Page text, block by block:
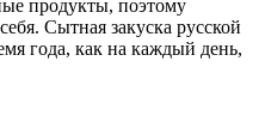
продукты, поэтому
Сытная закуска русской
года, как на каждый день,